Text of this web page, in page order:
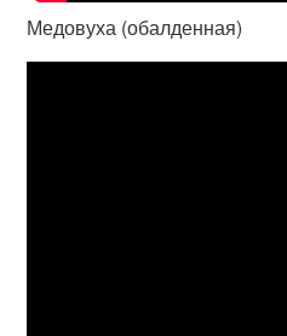
Медовуха (обалденная)